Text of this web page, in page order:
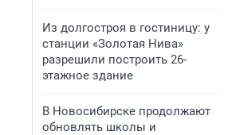
Из долгостроя в гостиницу: у
станции «Золотая Нива»
разрешили построить 26-
этажное здание
В Новосибирске продолжают
обновлять школы и